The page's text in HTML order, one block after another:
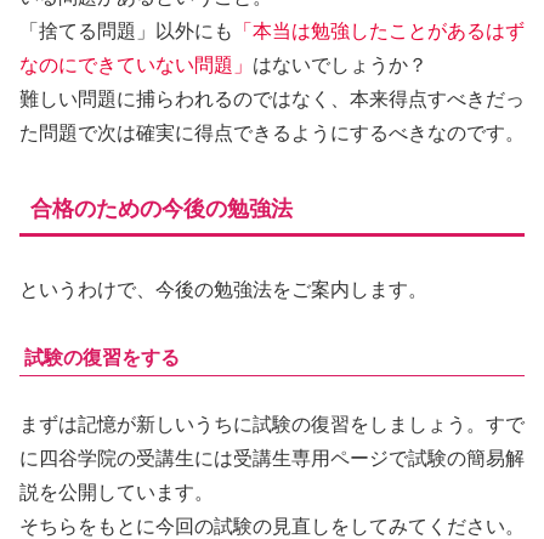
「捨てる問題」以外にも
「本当は勉強したことがあるはず
なのにできていない問題」 はないでしょうか？
難しい問題に捕らわれるのではなく、本来得点すべきだっ
た問題で次は確実に得点できるようにするべきなのです。
合格のための今後の勉強法
というわけで、今後の勉強法をご案内します。
試験の復習をする
まずは記憶が新しいうちに試験の復習をしましょう。すで
に四谷学院の受講生には受講生専用ページで試験の簡易解
説を公開しています。
そちらをもとに今回の試験の見直しをしてみてください。